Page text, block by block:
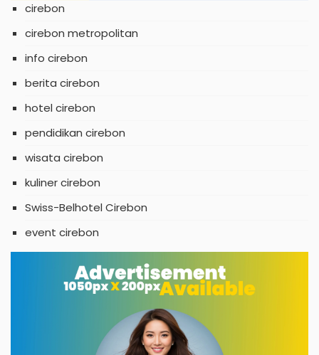
cirebon
cirebon metropolitan
info cirebon
berita cirebon
hotel cirebon
pendidikan cirebon
wisata cirebon
kuliner cirebon
Swiss-Belhotel Cirebon
event cirebon